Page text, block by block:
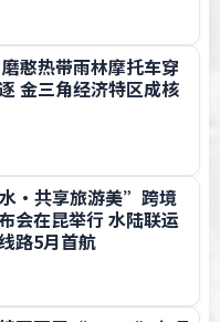
憨热带雨林摩托车穿
金三角经济特区成核
•共享旅游美”跨境
会在昆举行 水陆联运
路5月首航